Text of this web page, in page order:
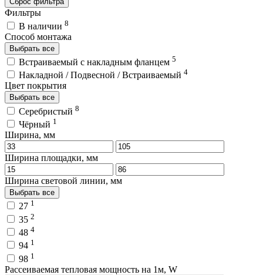
Фильтры
В наличии 8
Способ монтажа
Выбрать все
Встраиваемый с накладным фланцем 5
Накладной / Подвесной / Встраиваемый 4
Цвет покрытия
Выбрать все
Серебристый 8
Чёрный 1
Ширина, мм
Ширина площадки, мм
Ширина световой линии, мм
Выбрать все
27 1
35 2
48 4
94 1
98 1
Рассеиваемая тепловая мощность на 1м, W